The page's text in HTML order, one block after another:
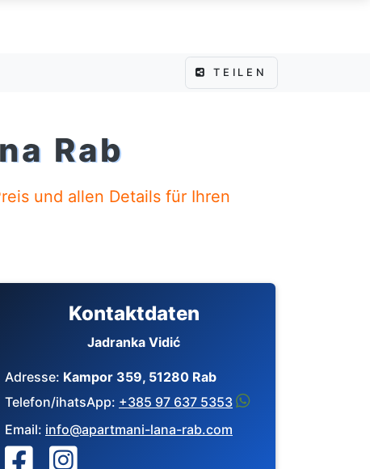
TEILEN
Rab
und allen Details für Ihren
Kontaktdaten
Jadranka Vidić
Adresse: Kampor 359, 51280 Rab
Telefon/ihatsApp: +385 97 637 5353
Email: info@apartmani-lana-rab.com